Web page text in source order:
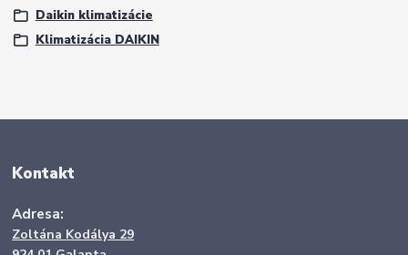
Daikin klimatizácie
Klimatizácia DAIKIN
Kontakt
Adresa:
Zoltána Kodálya 29